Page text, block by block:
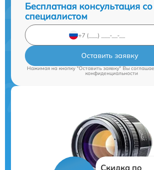
Бесплатная консультация со
специалистом
Оставить заявку
Нажимая на кнопку "Оставить заявку" Вы
конфиденциальности
Скидка по